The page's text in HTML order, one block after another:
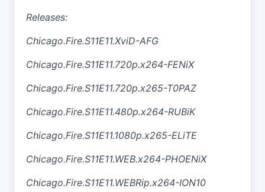
Releases:
Chicago.Fire.S11E11.XviD-AFG
Chicago.Fire.S11E11.720p.x264-FENiX
Chicago.Fire.S11E11.720p.x265-T0PAZ
Chicago.Fire.S11E11.480p.x264-RUBiK
Chicago.Fire.S11E11.1080p.x265-ELiTE
Chicago.Fire.S11E11.WEB.x264-PHOENiX
Chicago.Fire.S11E11.WEBRip.x264-ION10